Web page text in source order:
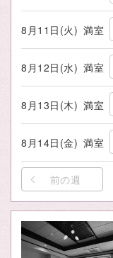
8月11日(火) 満室
8月12日(水) 満室
8月13日(木) 満室
8月14日(金) 満室
前の週